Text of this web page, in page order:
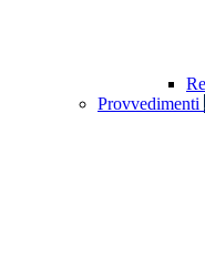
Provvedimenti